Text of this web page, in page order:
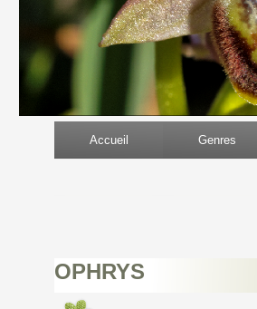
Accueil Genres
OPHRYS